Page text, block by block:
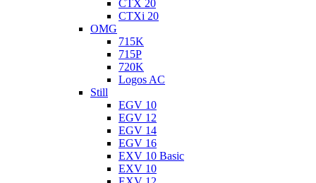
CTX 20
CTXi 20
OMG
715K
715P
720K
Logos AC
Still
EGV 10
EGV 12
EGV 14
EGV 16
EXV 10 Basic
EXV 10